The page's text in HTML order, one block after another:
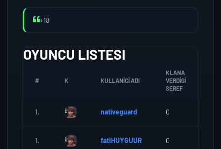
+18
OYUNCU LISTESI
# K KULLANICI ADI
KLANA
VERDIGI
SEREF
1. nativeguard 0
1. fatIHUYGUUR 0